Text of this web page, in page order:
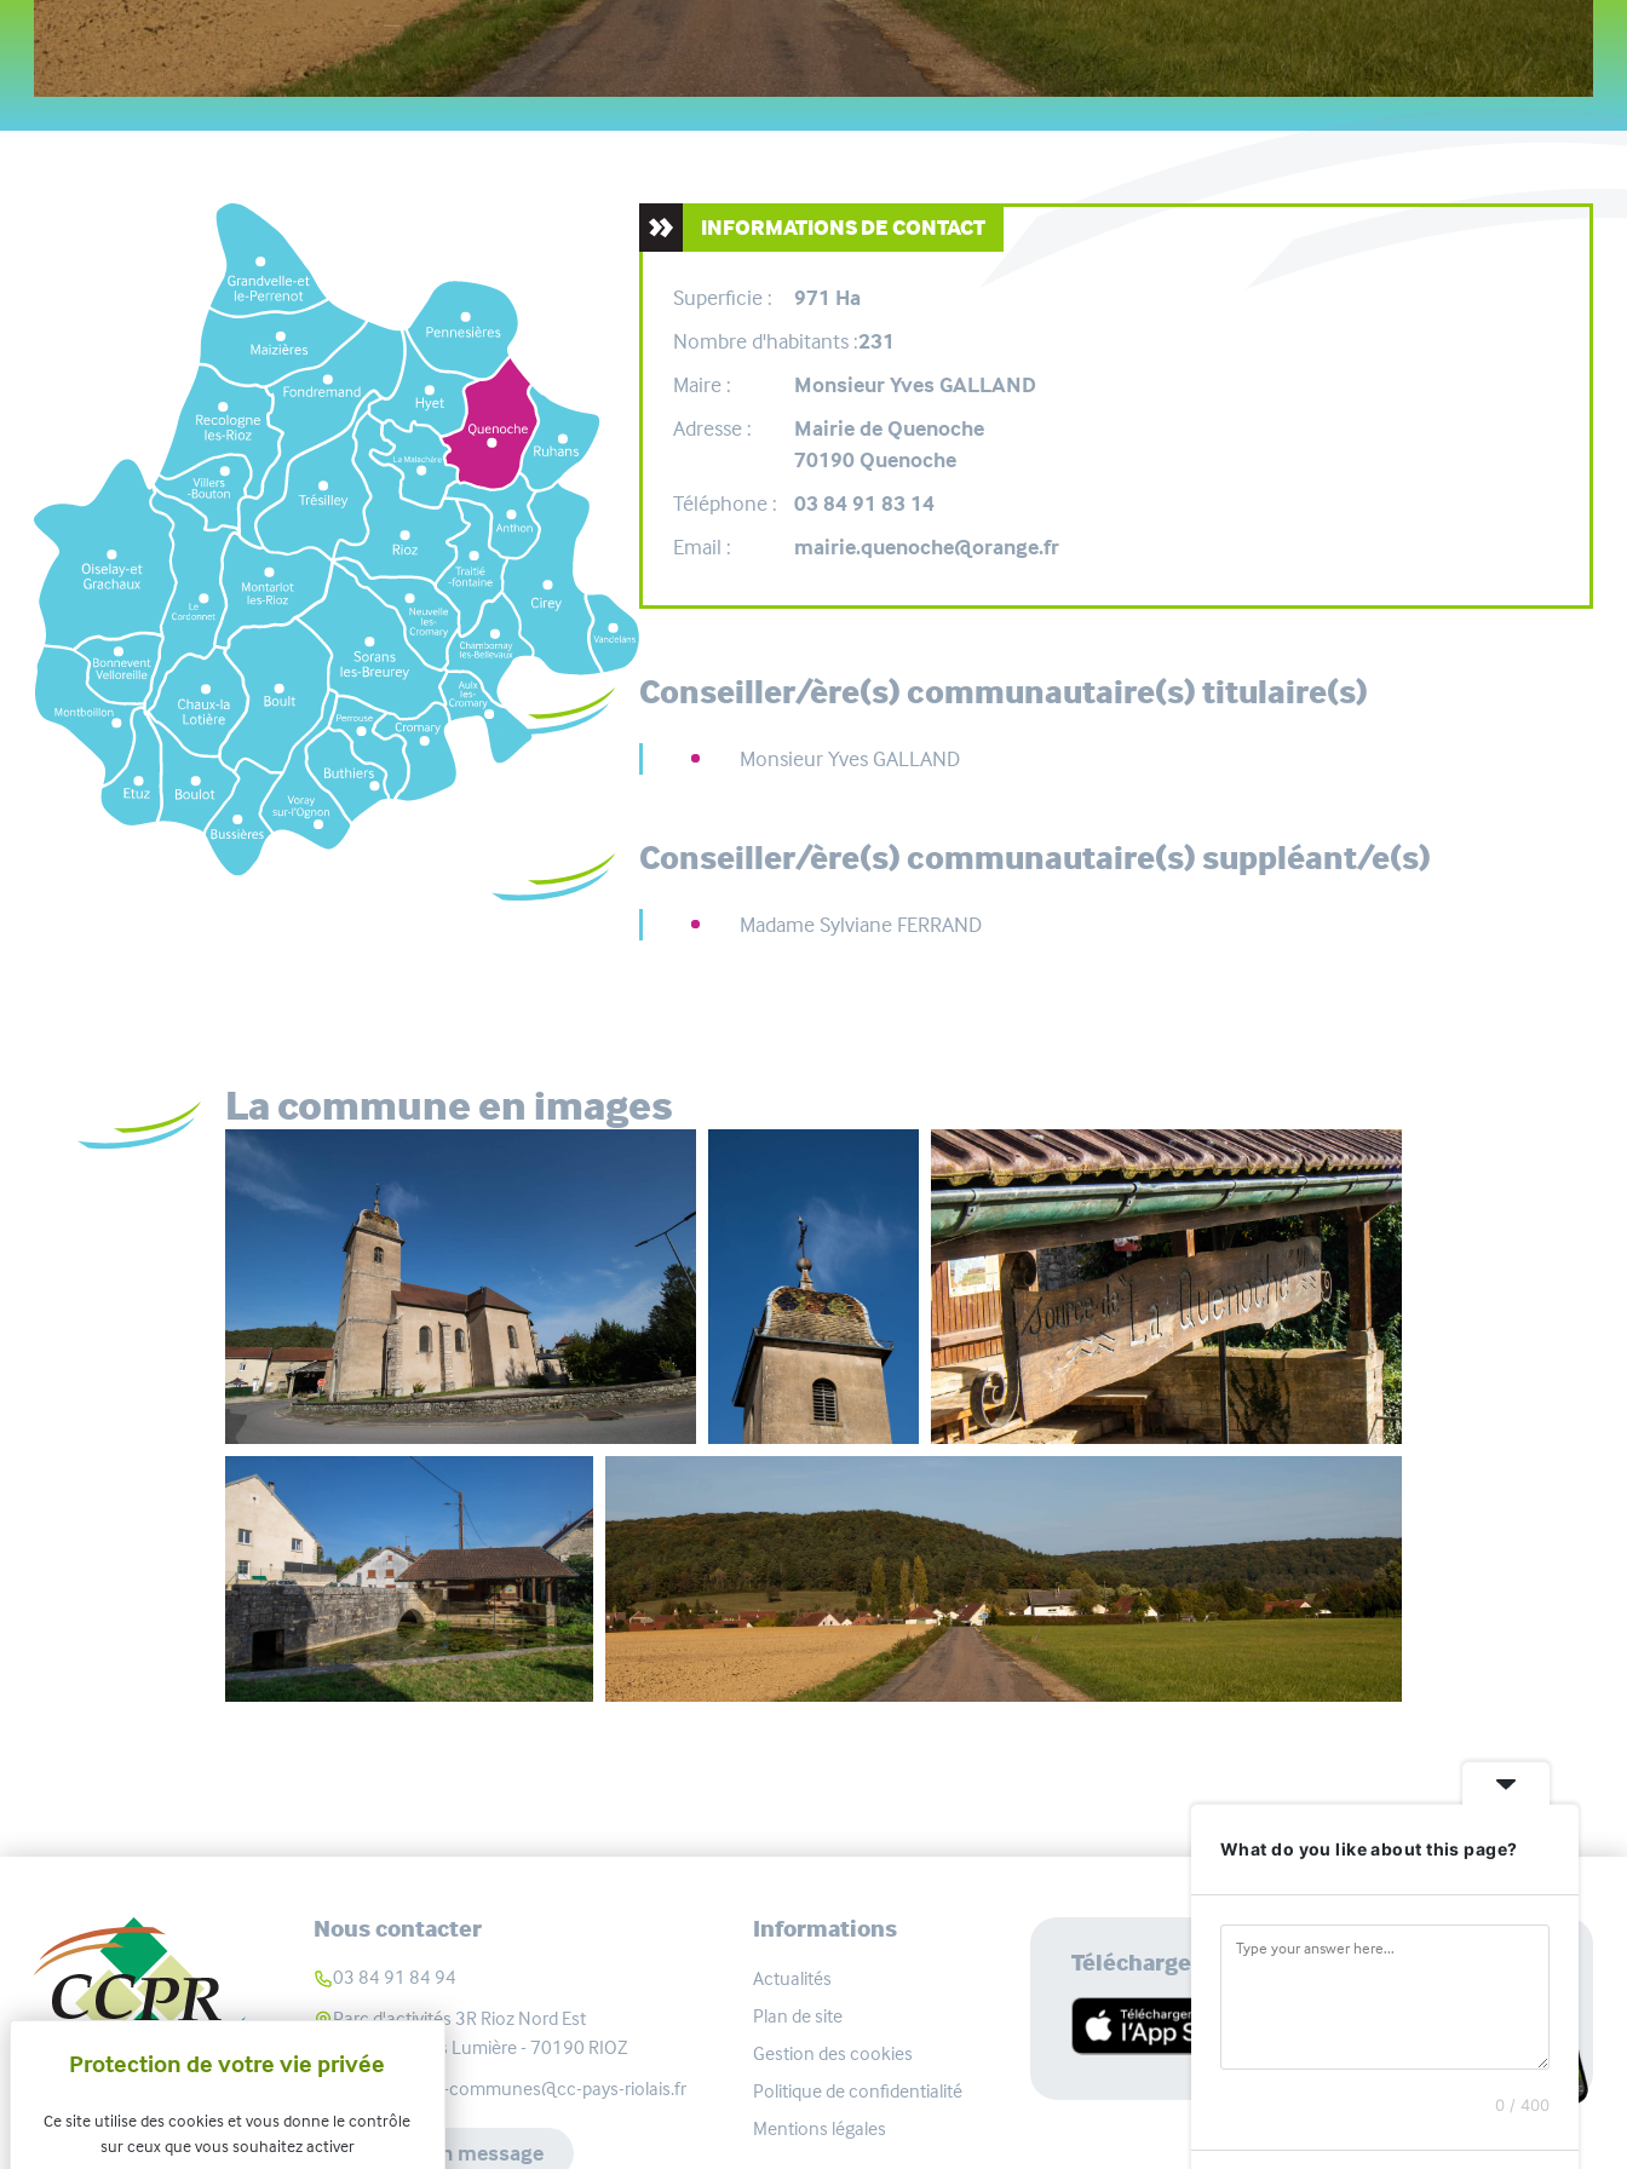
INFORMATIONS DE CONTACT
Superficie :
971 Ha
Nombre d'habitants :231
Maire :
Monsieur Yves GALLAND
Adresse :
Mairie de Quenoche
70190 Quenoche
Téléphone :
03 84 91 83 14
Email :
mairie.quenoche@orange.fr
Conseiller/ère(s) communautaire(s) titulaire(s)
Monsieur Yves GALLAND
Conseiller/ère(s) communautaire(s) suppléant/e(s)
Madame Sylviane FERRAND
La commune en images
Nous contacter
03 84 91 84 94
Parc d'activités 3R Rioz Nord Est
Rue des Frères Lumière - 70190 RIOZ
communaute-communes@cc-pays-riolais.fr
Envoyer un message
Informations
Actualités
Plan de site
Gestion des cookies
Politique de confidentialité
Mentions légales
Télécharger l'application
What do you like about this page?
0 / 400
Ce site utilise des cookies et vous donne le contrôle
sur ceux que vous souhaitez activer